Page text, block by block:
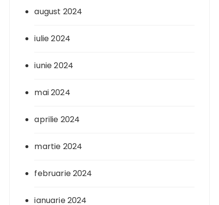
august 2024
iulie 2024
iunie 2024
mai 2024
aprilie 2024
martie 2024
februarie 2024
ianuarie 2024